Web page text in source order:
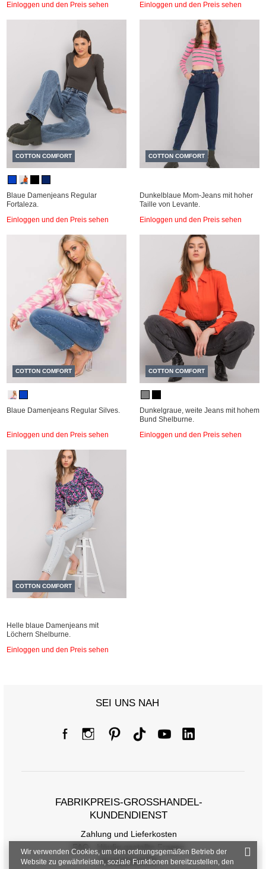
Einloggen und den Preis sehen Einloggen und den Preis sehen
COTTON COMFORT
Blaue Damenjeans Regular
Fortaleza.
Einloggen und den Preis sehen
COTTON COMFORT
Dunkelblaue Mom-Jeans mit hoher
Taille von Levante.
Einloggen und den Preis sehen
COTTON COMFORT
Blaue Damenjeans Regular Silves.
Einloggen und den Preis sehen
COTTON COMFORT
Dunkelgraue, weite Jeans mit hohem
Bund Shelburne.
Einloggen und den Preis sehen
COTTON COMFORT
Helle blaue Damenjeans mit
Löchern Shelburne.
Einloggen und den Preis sehen
SEI UNS NAH
FABRIKPREIS-GROSSHANDEL-K
UNDENDIENST
Zahlung und Lieferkosten
FAQ - Häufig gestellte Fragen
Rückgabepolitik
Wir verwenden Cookies, um den ordnungsgemäßen Betrieb der
Website zu gewährleisten, soziale Funktionen bereitzustellen, den